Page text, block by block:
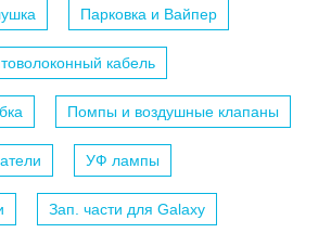
Парковка и Вайпер
кабель
Помпы и воздушные клапаны
УФ лампы
Зап. части для Galaxy